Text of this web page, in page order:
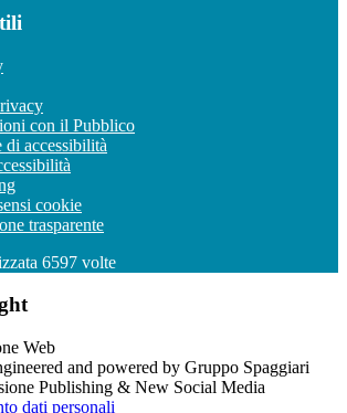
con il Pubblico
accessibilità
cookie
trasparente
6597 volte
and powered by Gruppo Spaggiari
Publishing & New Social Media
dati personali